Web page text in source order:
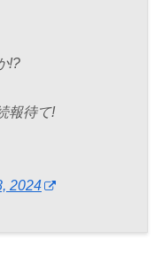
!?
報待て!
2024